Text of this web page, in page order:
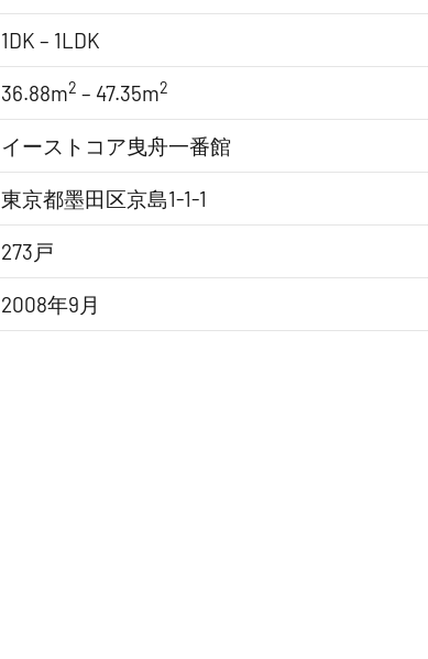
1DK – 1LDK
36.88m2 – 47.35m2
イーストコア曳舟一番館
東京都墨田区京島1-1-1
273戸
2008年9月